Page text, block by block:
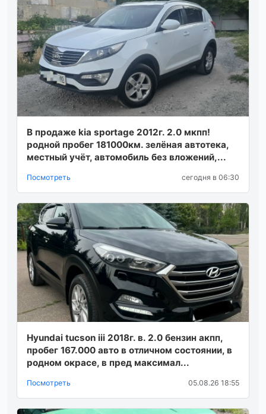
В продаже kia sportage 2012г. 2.0 мкпп!
родной пробег 181000км. зелёная автотека,
местный учёт, автомобиль без вложений,...
Посмотреть сегодня в 06:30
Hyundai tucson iii 2018г. в. 2.0 бензин акпп,
пробег 167.000 авто в отличном состоянии, в
родном окрасе, в пред максимал...
Посмотреть 05.08.26 18:55